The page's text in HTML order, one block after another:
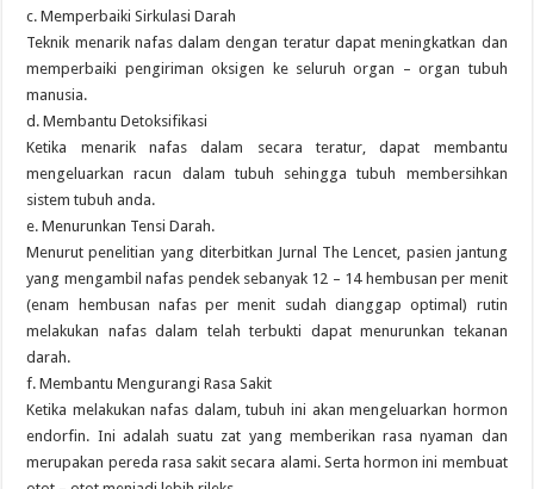
c. Memperbaiki Sirkulasi Darah
Teknik menarik nafas dalam dengan teratur dapat meningkatkan dan
memperbaiki pengiriman oksigen ke seluruh organ – organ tubuh
manusia.
d. Membantu Detoksifikasi
Ketika menarik nafas dalam secara teratur, dapat membantu
mengeluarkan racun dalam tubuh sehingga tubuh membersihkan
sistem tubuh anda.
e. Menurunkan Tensi Darah.
Menurut penelitian yang diterbitkan Jurnal The Lencet, pasien jantung
yang mengambil nafas pendek sebanyak 12 – 14 hembusan per menit
(enam hembusan nafas per menit sudah dianggap optimal) rutin
melakukan nafas dalam telah terbukti dapat menurunkan tekanan
darah.
f. Membantu Mengurangi Rasa Sakit
Ketika melakukan nafas dalam, tubuh ini akan mengeluarkan hormon
endorfin. Ini adalah suatu zat yang memberikan rasa nyaman dan
merupakan pereda rasa sakit secara alami. Serta hormon ini membuat